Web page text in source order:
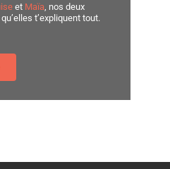
et Maïa , nos deux
t’expliquent tout.